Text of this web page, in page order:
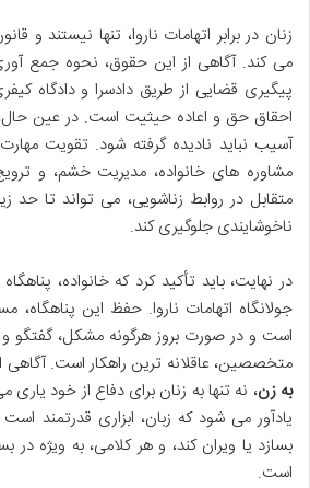
زنان در برابر اتهامات ناروا، تنها نیستند
می کند. آگاهی از این حقوق، نحوه جمع
پیگیری قضایی از طریق دادسرا و دادگاه
احقاق حق و اعاده حیثیت است. در عین
آسیب نباید نادیده گرفته شود. تقویت
مشاوره های خانواده، مدیریت خشم، و
متقابل در روابط زناشویی، می تواند تا حد
ناخوشایندی جلوگیری کند.
در نهایت، باید تأکید کرد که خانواده،
جولانگاه اتهامات ناروا. حفظ این
است و در صورت بروز هرگونه مشکل،
متخصصین، عاقلانه ترین راهکار است. آگاهی
به زن، نه تنها به زنان برای دفاع از خود یاری
یادآور می شود که زبان، ابزاری قدرتمند
بسازد یا ویران کند، و هر کلامی، به ویژه در
است.